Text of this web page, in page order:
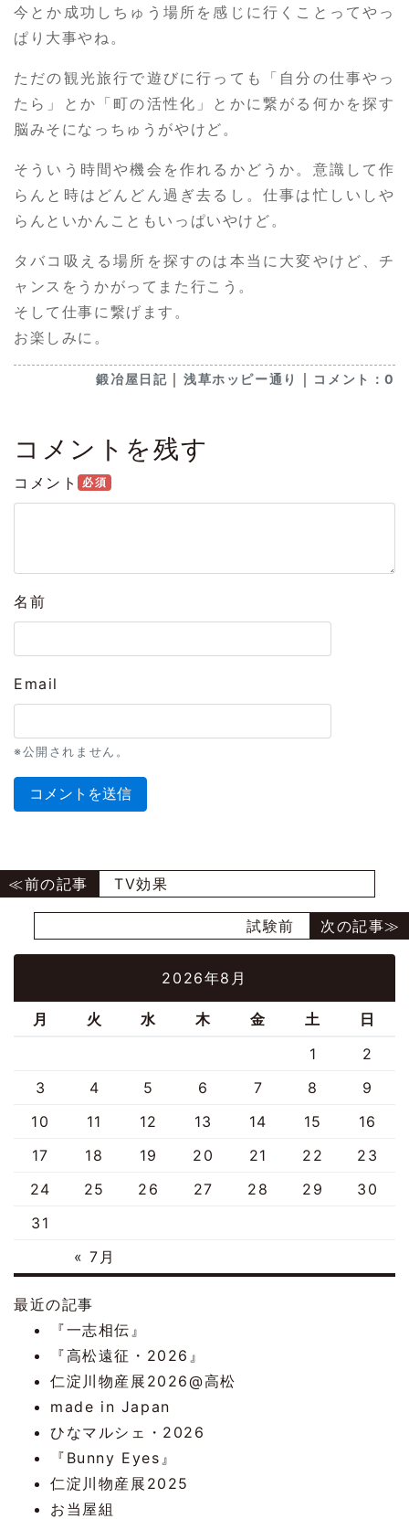
今とか成功しちゅう場所を感じに行くことってやっ
ぱり大事やね。
ただの観光旅行で遊びに行っても「自分の仕事やっ
たら」とか「町の活性化」とかに繋がる何かを探す
脳みそになっちゅうがやけど。
そういう時間や機会を作れるかどうか。意識して作
らんと時はどんどん過ぎ去るし。仕事は忙しいしや
らんといかんこともいっぱいやけど。
タバコ吸える場所を探すのは本当に大変やけど、チ
ャンスをうかがってまた行こう。
そして仕事に繋げます。
お楽しみに。
鍛冶屋日記 ｜ 浅草ホッピー通り ｜ コメント：0
コメントを残す
コメント 必須
名前
Email
※公開されません。
TV効果
試験前
2026年8月
月 火 水 木 金 土 日
« 7月
1
2
3
4 5 6 7 8
9
10
11 12 13 14 15
16
17
18 19 20 21 22
23
24
25 26 27 28 29
30
31
最近の記事
『一志相伝』
『高松遠征・2026』
仁淀川物産展2026@高松
made in Japan
ひなマルシェ・2026
『Bunny Eyes』
仁淀川物産展2025
お当屋組